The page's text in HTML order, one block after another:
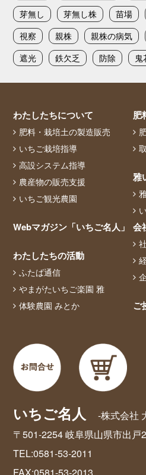
芽無し
芽無し株 苗場
視察
親株 親株の病気
遮光
鉄欠乏 防除 鬼
わたしたちについて
肥料・栽培土の製造販売
いちご栽培指導
高設システム指導
農産物の販売支援
いちご観光農園
肥
雅
Webマガジン「いちご名人」
わたしたちの活動
ふたば通信
やまがたいちご楽園 雅
体験農園 みとか
会
ご
いちご名人
-株式会社
〒501-2254 岐阜県山県市出戸
TEL:0581-53-2011